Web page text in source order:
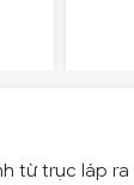
từ trục láp ra